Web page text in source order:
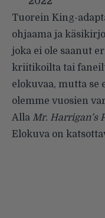
Tuorein King-
ohjaama ja
joka ei ole saanut
kriitikoilta tai
elokuvaa, mutta se
olemme vuosien
Alla Mr. Harrigan’s
Elokuva on